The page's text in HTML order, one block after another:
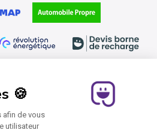
Sie sich uns an
YouTubeTwitter